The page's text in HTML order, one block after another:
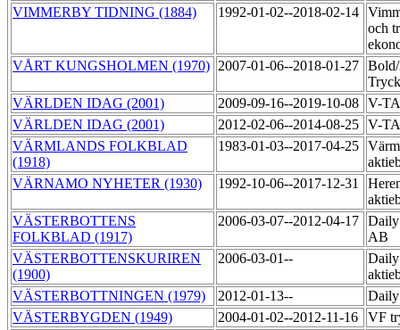
VIMMERBY TIDNING (1884)
1992-01-02--2018-02-14
och
VÅRT KUNGSHOLMEN (1970) 2007-01-06--2018-01-27
VÄRLDEN IDAG (2001)
2009-09-16--2019-10-08 V-
VÄRLDEN IDAG (2001)
2012-02-06--2014-08-25 V-
VÄRMLANDS FOLKBLAD
(1918)
1983-01-03--2017-04-25
VÄRNAMO NYHETER (1930)
1992-10-06--2017-12-31
VÄSTERBOTTENS
FOLKBLAD (1917)
2006-03-07--2012-04-17
AB
VÄSTERBOTTENSKURIREN
(1900)
2006-03-01--
VÄSTERBOTTNINGEN (1979)
2012-01-13--
VÄSTERBYGDEN (1949)
2004-01-02--2012-11-16
VF